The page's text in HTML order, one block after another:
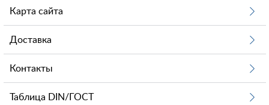
Карта сайта
Доставка
Контакты
Таблица DIN/ГОСТ